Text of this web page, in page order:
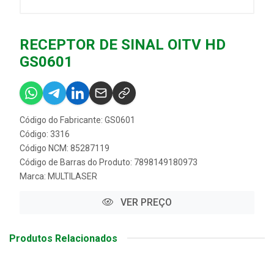
RECEPTOR DE SINAL OITV HD
GS0601
Código do Fabricante: GS0601
Código: 3316
Código NCM: 85287119
Código de Barras do Produto: 7898149180973
Marca: MULTILASER
VER PREÇO
Produtos Relacionados